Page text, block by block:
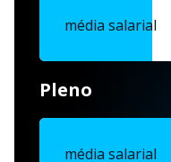
média salarial
Pleno
média salarial